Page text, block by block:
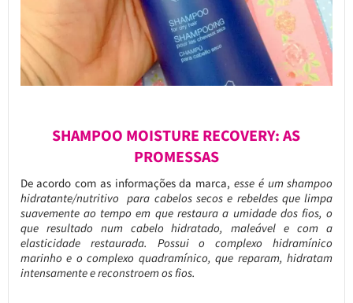
SHAMPOO MOISTURE RECOVERY: AS
PROMESSAS
De acordo com as informações da marca,esse é um shampoo
hidratante/nutritivo para cabelos secos e rebeldes que limpa
suavemente ao tempo em que restaura a umidade dos fios, o
que resultado num cabelo hidratado, maleável e com a
elasticidade restaurada. Possui o complexo hidramínico
marinho e o complexo quadramínico, que reparam, hidratam
intensamente e reconstroem os fios.